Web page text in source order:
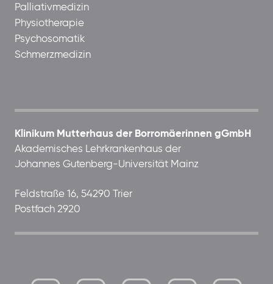
Palliativmedizin
Physiotherapie
Psychosomatik
Schmerzmedizin
Klinikum Mutterhaus der Borromäerinnen gGmbH
Akademisches Lehrkrankenhaus der
Johannes Gutenberg-Universität Mainz
Feldstraße 16, 54290 Trier
Postfach 2920